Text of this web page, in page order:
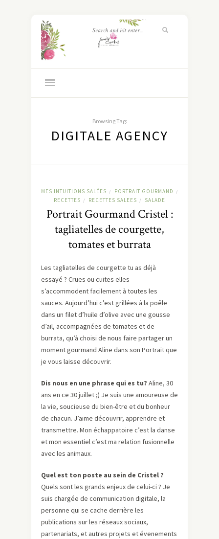
Browsing Tag:
DIGITALE AGENCY
MES INTUITIONS SALÉES / PORTRAIT GOURMAND /
RECETTES / RECETTES SALEES / SALADE
Portrait Gourmand Cristel :
tagliatelles de courgette,
tomates et burrata
Les tagliatelles de courgette tu as déjà
essayé ? Crues ou cuites elles
s’accommodent facilement à toutes les
sauces. Aujourd’hui c’est grillées à la poêle
dans un filet d’huile d’olive avec une gousse
d’ail, accompagnées de tomates et de
burrata, qu’à choisi de nous faire partager un
moment gourmand Aline dans son Portrait que
je vous laisse découvrir.
Dis nous en une phrase qui es tu? Aline, 30
ans en ce 30 juillet ;) Je suis une amoureuse de
la vie, soucieuse du bien-être et du bonheur
de chacun. J’aime découvrir, apprendre et
transmettre. Mon échappatoire c’est la danse
et mon essentiel c’est ma relation fusionnelle
avec les animaux.
Quel est ton poste au sein de Cristel ?
Quels sont les grands enjeux de celui-ci ? Je
suis chargée de communication digitale, la
personne qui se cache derrière les
publications sur les réseaux sociaux,
partenariats, et autres projets et évenements